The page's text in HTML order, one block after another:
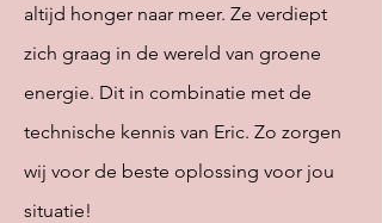
altijd honger naar meer. Ze verdiept
zich graag in de wereld van groene
energie. Dit in combinatie met de
technische kennis van Eric. Zo zorgen
wij voor de beste oplossing voor jou
situatie!